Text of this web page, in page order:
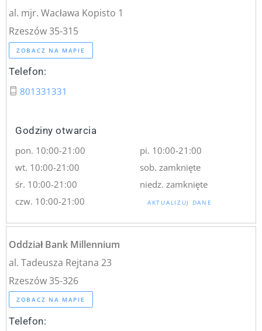
al. mjr. Wacława Kopisto 1
Rzeszów 35-315
ZOBACZ NA MAPIE
Telefon:
801331331
Godziny otwarcia
pon. 10:00-21:00
wt. 10:00-21:00
śr. 10:00-21:00
czw. 10:00-21:00
pi. 10:00-21:00
sob. zamknięte
niedz. zamknięte
AKTUALIZUJ DANE
Oddział Bank Millennium
al. Tadeusza Rejtana 23
Rzeszów 35-326
ZOBACZ NA MAPIE
Telefon: